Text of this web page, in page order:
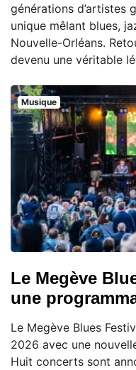
générations d’artistes
unique mêlant blues,
Nouvelle-Orléans.
devenu une véritable
Musique
Le Megève
une
Le Megève Blues
2026 avec une
Huit concerts sont